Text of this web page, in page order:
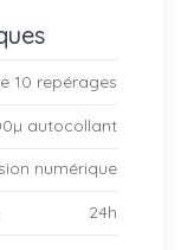
10 repérages
autocollant
numérique
24h